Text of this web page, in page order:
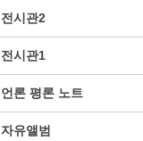
전시관2
전시관1
언론 평론 노트
자유앨범